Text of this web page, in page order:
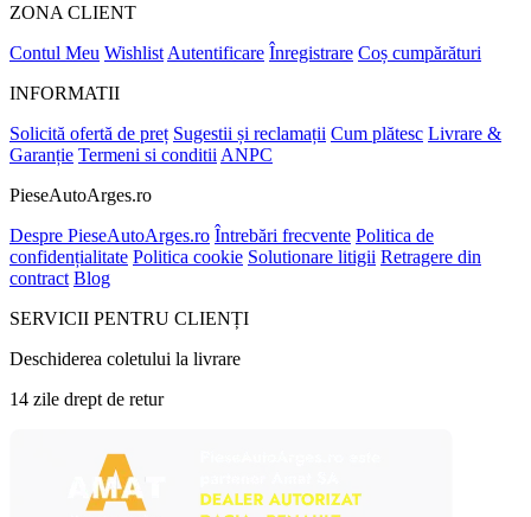
ZONA CLIENT
Contul Meu Wishlist Autentificare Înregistrare Coș cumpărături
INFORMATII
Solicită ofertă de preț Sugestii și reclamații Cum plătesc Livrare &
Garanție Termeni si conditii ANPC
PieseAutoArges.ro
Despre PieseAutoArges.ro Întrebări frecvente Politica de
confidențialitate Politica cookie Solutionare litigii Retragere din
contract Blog
SERVICII PENTRU CLIENȚI
Deschiderea coletului la livrare
14 zile drept de retur